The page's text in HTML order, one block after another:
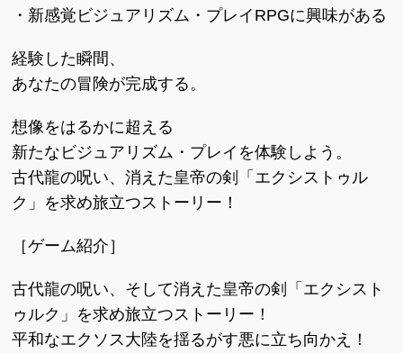
・新感覚ビジュアリズム・プレイRPGに興味がある
経験した瞬間、
あなたの冒険が完成する。
想像をはるかに超える
新たなビジュアリズム・プレイを体験しよう。
古代龍の呪い、消えた皇帝の剣「エクシストゥル
ク」を求め旅立つストーリー！
［ゲーム紹介］
古代龍の呪い、そして消えた皇帝の剣「エクシスト
ゥルク」を求め旅立つストーリー！
平和なエクソス大陸を揺るがす悪に立ち向かえ！